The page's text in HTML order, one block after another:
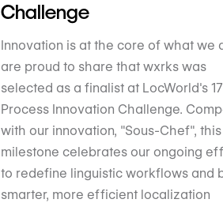
Challenge
Innovation is at the core of what we
are proud to share that wxrks was
selected as a finalist at LocWorld's
Process Innovation Challenge.
with our innovation, "Sous-Chef", this
milestone celebrates our ongoing
to redefine linguistic workflows and
smarter, more efficient localization